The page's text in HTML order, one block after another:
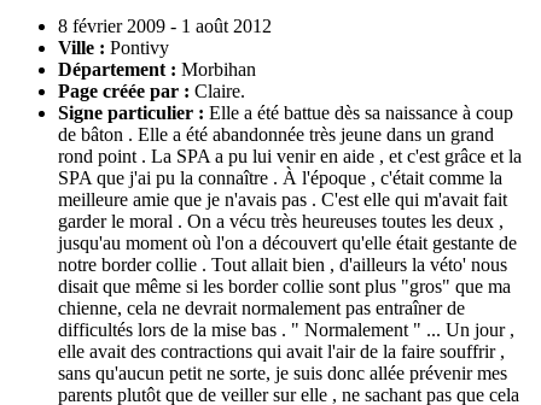
8 février 2009 - 1 août 2012
Ville : Pontivy
Département : Morbihan
Page créée par : Claire.
Signe particulier : Elle a été battue dès sa naissance à coup
de bâton . Elle a été abandonnée très jeune dans un grand
rond point . La SPA a pu lui venir en aide , et c'est grâce et la
SPA que j'ai pu la connaître . À l'époque , c'était comme la
meilleure amie que je n'avais pas . C'est elle qui m'avait fait
garder le moral . On a vécu très heureuses toutes les deux ,
jusqu'au moment où l'on a découvert qu'elle était gestante de
notre border collie . Tout allait bien , d'ailleurs la véto' nous
disait que même si les border collie sont plus "gros" que ma
chienne, cela ne devrait normalement pas entraîner de
difficultés lors de la mise bas . " Normalement " ... Un jour ,
elle avait des contractions qui avait l'air de la faire souffrir ,
sans qu'aucun petit ne sorte, je suis donc allée prévenir mes
parents plutôt que de veiller sur elle , ne sachant pas que cela